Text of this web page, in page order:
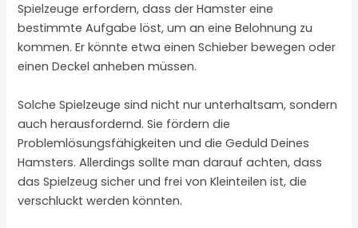
Spielzeuge erfordern, dass der Hamster eine
bestimmte Aufgabe löst, um an eine Belohnung zu
kommen. Er könnte etwa einen Schieber bewegen oder
einen Deckel anheben müssen.
Solche Spielzeuge sind nicht nur unterhaltsam, sondern
auch herausfordernd. Sie fördern die
Problemlösungsfähigkeiten und die Geduld Deines
Hamsters. Allerdings sollte man darauf achten, dass
das Spielzeug sicher und frei von Kleinteilen ist, die
verschluckt werden könnten.